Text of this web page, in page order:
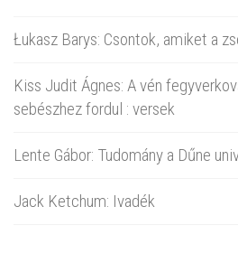
Łukasz Barys: Csontok, amiket a
Kiss Judit Ágnes: A vén
sebészhez fordul : versek
Lente Gábor: Tudomány a Dűne
Jack Ketchum: Ivadék